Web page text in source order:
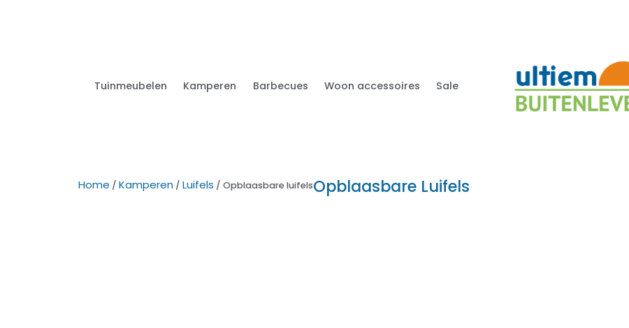
Tuinmeubelen Kamperen Barbecues Woon accessoires Sale
Home / Kamperen / Luifels / Opblaasbare luifelsOpblaasbare Luifels